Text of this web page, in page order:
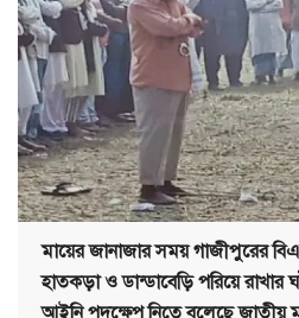
মায়ের জানাজার সময় গাজীপুরের
হাতকড়া ও ডান্ডাবেড়ি পরিয়ে রাখার
আইনি পদক্ষেপ নিতে বলেছে জাতীয়